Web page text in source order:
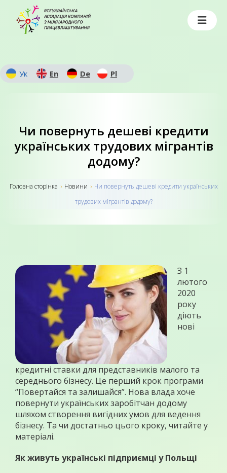
Ук En De Pl
Чи повернуть дешеві кредити
українських трудових мігрантів
додому?
Головна сторiнка › Новини › Чи повернуть дешеві кредити українських
трудових мігрантів додому?
З 1
лютого
2020
року
діють
нові
кредитні ставки для представників малого та
середнього бізнесу. Це перший крок програми
“Повертайся та залишайся”. Нова влада хоче
повернути українських заробітчан додому
шляхом створення вигідних умов для ведення
бізнесу. Та чи достатньо цього кроку, читайте у
матеріалі.
Як живуть українські підприємці у Польщі